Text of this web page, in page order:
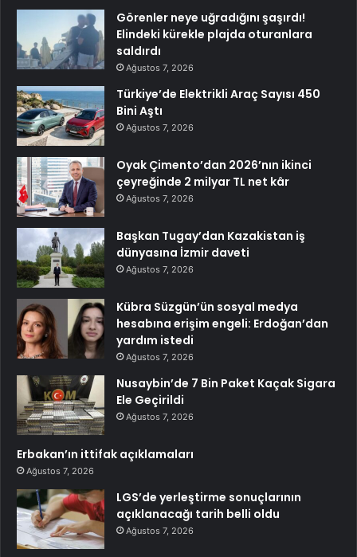
Görenler neye uğradığını şaşırdı!
Elindeki kürekle plajda oturanlara
saldırdı
Ağustos 7, 2026
Türkiye’de Elektrikli Araç Sayısı 450
Bini Aştı
Ağustos 7, 2026
Oyak Çimento’dan 2026’nın ikinci
çeyreğinde 2 milyar TL net kâr
Ağustos 7, 2026
Başkan Tugay’dan Kazakistan iş
dünyasına İzmir daveti
Ağustos 7, 2026
Kübra Süzgün’ün sosyal medya
hesabına erişim engeli: Erdoğan’dan
yardım istedi
Ağustos 7, 2026
Nusaybin’de 7 Bin Paket Kaçak Sigara
Ele Geçirildi
Ağustos 7, 2026
Erbakan’ın ittifak açıklamaları
Ağustos 7, 2026
LGS’de yerleştirme sonuçlarının
açıklanacağı tarih belli oldu
Ağustos 7, 2026